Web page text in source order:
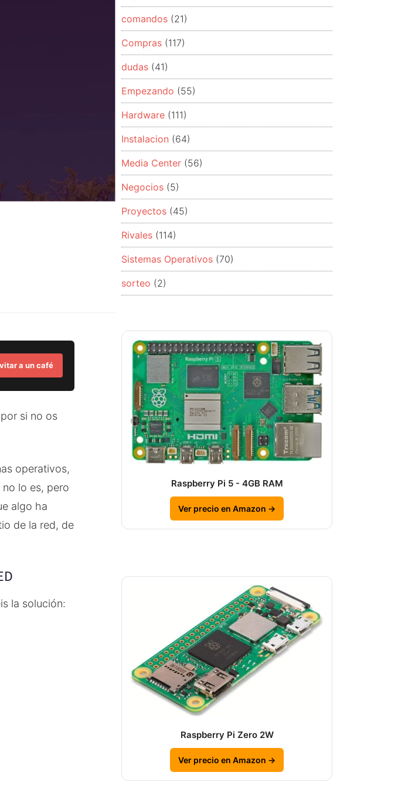
a un café
si no os
operativos,
lo es, pero
algo ha
de la red, de
la solución:
comandos (21)
Compras (117)
dudas (41)
Empezando (55)
Hardware (111)
Instalacion (64)
Media Center (56)
Negocios (5)
Proyectos (45)
Rivales (114)
Sistemas Operativos (70)
sorteo (2)
Raspberry Pi 5 - 4GB RAM
Ver precio en Amazon →
Raspberry Pi Zero 2W
Ver precio en Amazon →